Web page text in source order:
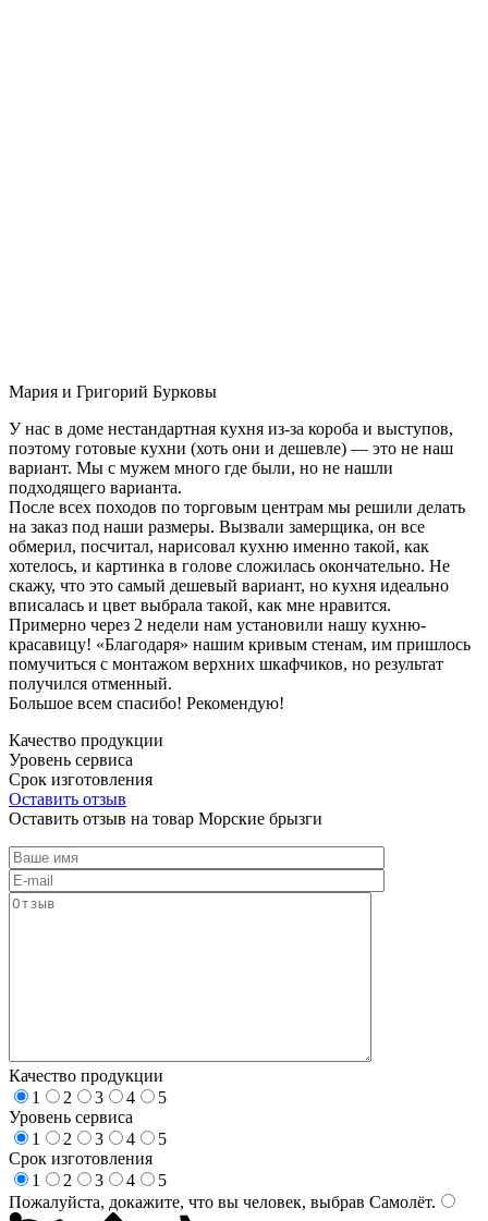
Мария и Григорий Бурковы
У нас в доме нестандартная кухня из-за короба и выступов,
поэтому готовые кухни (хоть они и дешевле) — это не наш
вариант. Мы с мужем много где были, но не нашли
подходящего варианта.
После всех походов по торговым центрам мы решили делать
на заказ под наши размеры. Вызвали замерщика, он все
обмерил, посчитал, нарисовал кухню именно такой, как
хотелось, и картинка в голове сложилась окончательно. Не
скажу, что это самый дешевый вариант, но кухня идеально
вписалась и цвет выбрала такой, как мне нравится.
Примерно через 2 недели нам установили нашу кухню-
красавицу! «Благодаря» нашим кривым стенам, им пришлось
помучиться с монтажом верхних шкафчиков, но результат
получился отменный.
Большое всем спасибо! Рекомендую!
Качество продукции
Уровень сервиса
Срок изготовления
Оставить отзыв
Оставить отзыв на товар Морские брызги
Качество продукции
1
2 3 4
5
Уровень сервиса
1
2 3 4
5
Срок изготовления
1
2 3 4
5
Пожалуйста, докажите, что вы человек, выбрав Самолёт.